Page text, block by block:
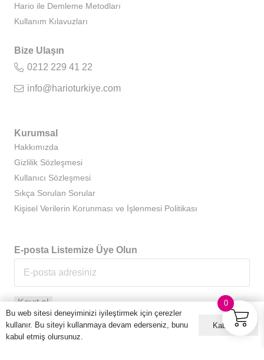
Hario ile Demleme Metodları
Kullanım Kılavuzları
Bize Ulaşın
0212 229 41 22
info@harioturkiye.com
Kurumsal
Hakkımızda
Gizlilik Sözleşmesi
Kullanıcı Sözleşmesi
Sıkça Sorulan Sorular
Kişisel Verilerin Korunması ve İşlenmesi Politikası
E-posta Listemize Üye Olun
0
Bu web sitesi deneyiminizi iyileştirmek için çerezler
kullanır. Bu siteyi kullanmaya devam ederseniz, bunu
kabul etmiş olursunuz.
Kabul ET